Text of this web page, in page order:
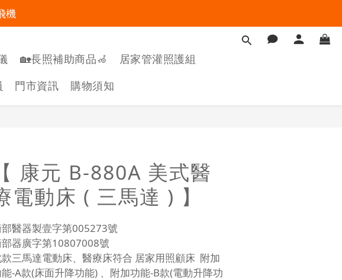
機
🏡長照補助商品🦽
居家管灌照護組
門市資訊 購物須知
【 康元 B-880A 美式醫
電動床 ( 三馬達 ) 】
醫器製壹字第005273號
器廣字第10807008號
三馬達電動床、醫療床符合 居家用照顧床  附加
-A款(床面升降功能) 、附加功能-B款(電動升降功